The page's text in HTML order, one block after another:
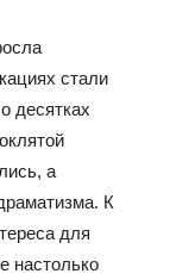
стали
десятках
а
К
для
настолько